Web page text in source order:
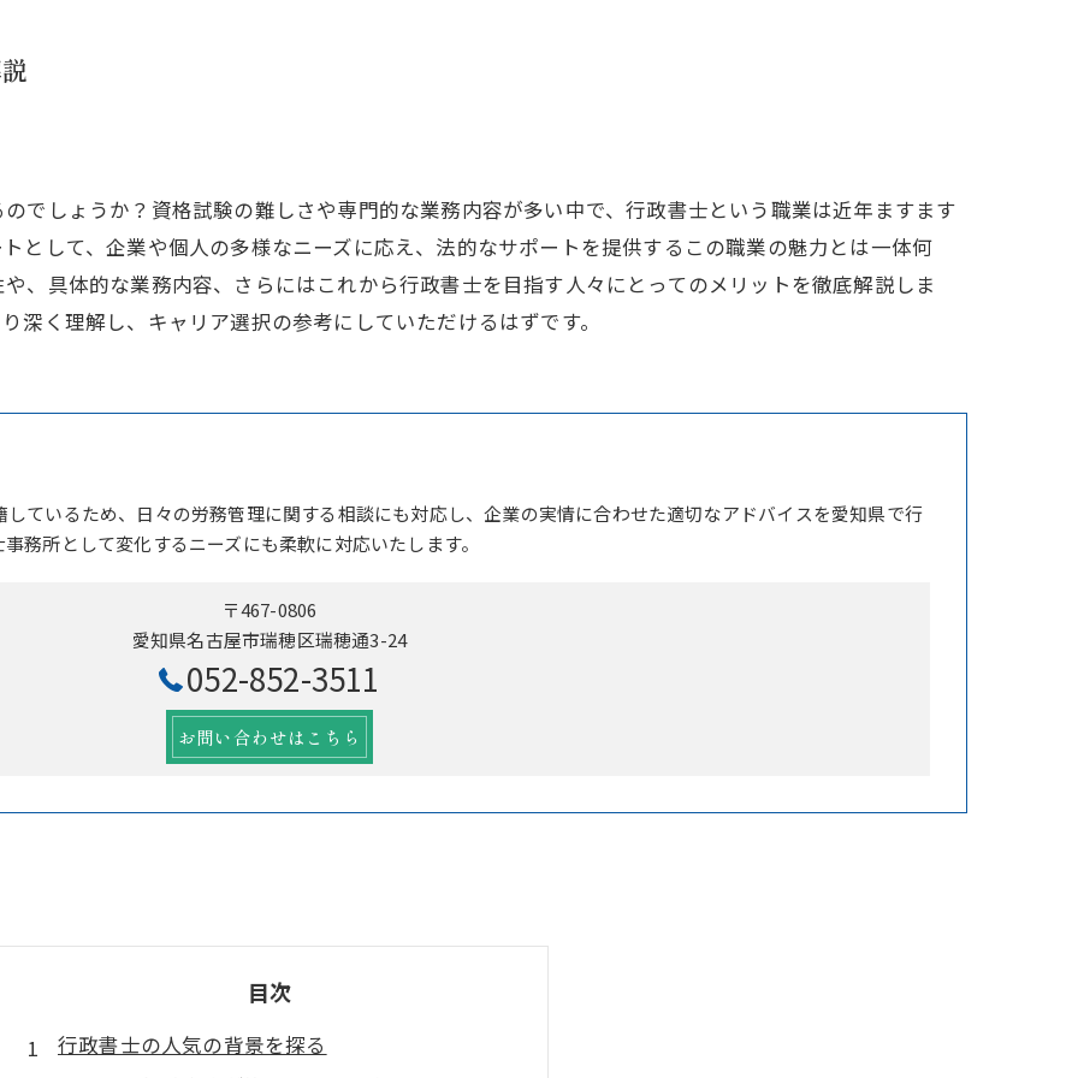
でしょうか？資格試験の難しさや専門的な業務内容が多い中で、行政書士という職業は近年ますます
として、企業や個人の多様なニーズに応え、法的なサポートを提供するこの職業の魅力とは一体何
、具体的な業務内容、さらにはこれから行政書士を目指す人々にとってのメリットを徹底解説しま
深く理解し、キャリア選択の参考にしていただけるはずです。
しているため、日々の労務管理に関する相談にも対応し、企業の実情に合わせた適切なアドバイスを愛知県で行
務所として変化するニーズにも柔軟に対応いたします。
〒467-0806
愛知県名古屋市瑞穂区瑞穂通3-24
052-852-3511
お問い合わせはこちら
目次
行政書士の人気の背景を探る